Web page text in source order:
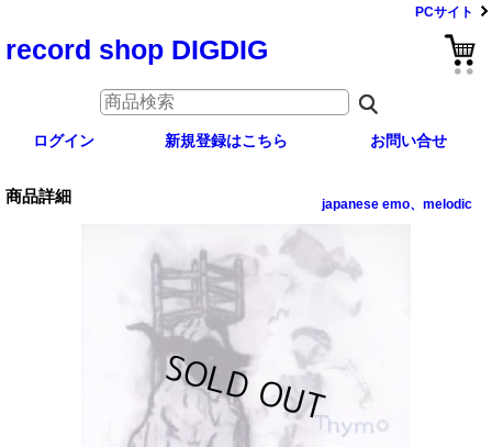
PCサイト
record shop DIGDIG
ログイン 新規登録はこちら お問い合せ
商品詳細 japanese emo、melodic